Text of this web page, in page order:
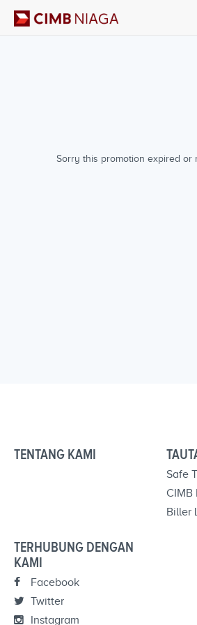
Sorry this promotion expired or
TENTANG KAMI
Safe
CIMB
Biller
TERHUBUNG DENGAN
KAMI
Facebook
Twitter
Instagram